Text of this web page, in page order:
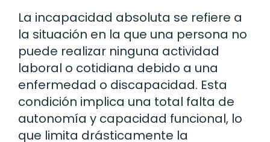
La incapacidad absoluta se refiere a
la situación en la que una persona no
puede realizar ninguna actividad
laboral o cotidiana debido a una
enfermedad o discapacidad. Esta
condición implica una total falta de
autonomía y capacidad funcional, lo
que limita drásticamente la